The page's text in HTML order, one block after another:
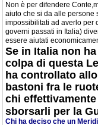
Non è per difendere
aiuto che si da alle persone
impossibilitati ad averlo per
governi passati in Italia)
essere aiutati
Se in Italia non
colpa di questa
ha controllato
bastoni fra le
chi
sborsarli per la
Chi ha deciso che un